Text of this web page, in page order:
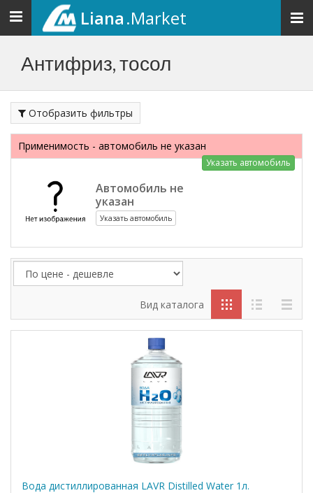
Toggle
navigation
Liana.Market
Антифриз, тосол
Отобразить фильтры
Применимость - автомобиль не указан
Указать автомобиль
Автомобиль не
указан
Указать автомобиль
Вид каталога
Вода дистиллированная LAVR Distilled Water 1л.